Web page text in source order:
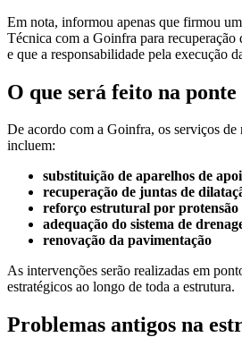
Em nota, informou apenas que firmou
Técnica com a Goinfra para
e que a responsabilidade pela execução
O que será feito na ponte
De acordo com a Goinfra, os serviços de
incluem:
substituição de aparelhos de
recuperação de juntas de
reforço estrutural por protensão
adequação do sistema de
renovação da pavimentação
As intervenções serão realizadas em
estratégicos ao longo de toda a estrutura.
Problemas antigos na